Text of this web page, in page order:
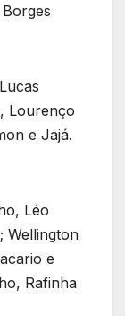
Lourenço
e Jajá.
Léo
Wellington
e
Rafinha